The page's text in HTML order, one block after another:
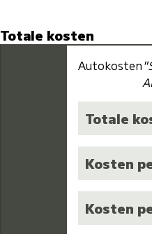
Totale kosten
Autokosten
Totale
Kosten
Kosten